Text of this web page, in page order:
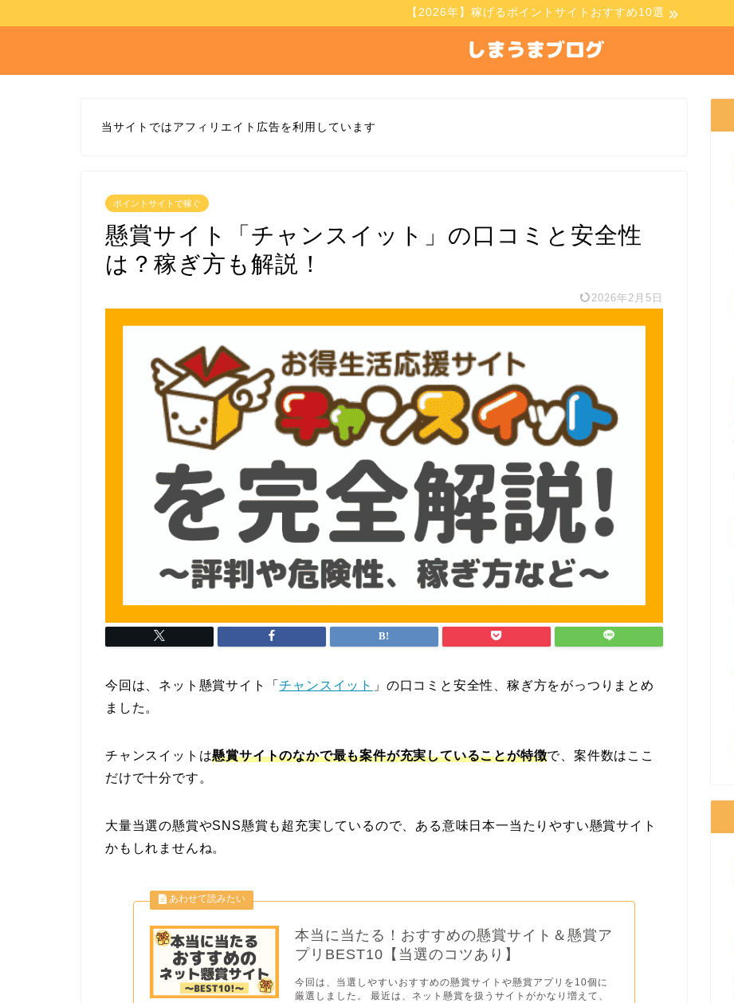
【2026年】稼げるポイントサイトおすすめ10選
当サイトではアフィリエイト広告を利用しています
ポイントサイトで稼ぐ
懸賞サイト「チャンスイット」の口コミと安全性
は？稼ぎ方も解説！
2026年2月5日
今回は、ネット懸賞サイト「チャンスイット 」の口コミと安全性、稼ぎ方をがっつりまとめ
ました。
チャンスイットは懸賞サイトのなかで最も案件が充実していることが特徴で、案件数はここ
だけで十分です。
大量当選の懸賞やSNS懸賞も超充実しているので、ある意味日本一当たりやすい懸賞サイト
かもしれませんね。
本当に当たる！おすすめの懸賞サイト＆懸賞ア
プリBEST10【当選のコツあり】
今回は、当選しやすいおすすめの懸賞サイトや懸賞アプリを10個に
厳選しました。 最近は、ネット懸賞を扱うサイトがかなり増えて、